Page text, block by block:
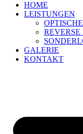
HOME
LEISTUNGEN
GALERIE
KONTAKT